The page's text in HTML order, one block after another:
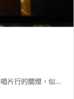
片行的關燈，似...